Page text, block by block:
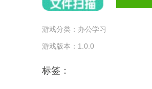
游戏分类： 办公学习
游戏版本：1.0.0
标签：